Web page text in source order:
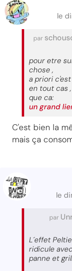
le
par
pour etre
chose ,
a priori
en tout cas
que ca:
un grand
C'est bien la
mais ça
le
par
L´effet
ridicule
panne et